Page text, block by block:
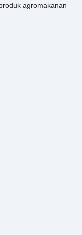
agromakanan